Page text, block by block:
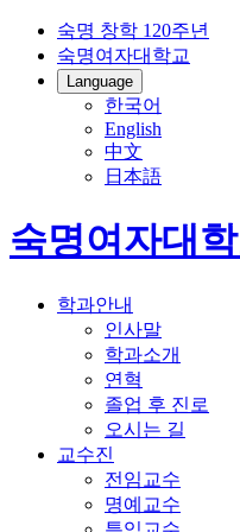
숙명 창학 120주년
숙명여자대학교
Language
한국어
English
中文
日本語
숙명여자대
학과안내
인사말
학과소개
연혁
졸업 후 진로
오시는 길
교수진
전임교수
명예교수